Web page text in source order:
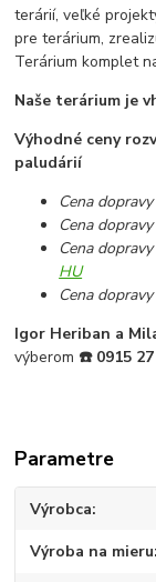
terárií, veľké
pre terárium,
Terárium komplet
Naše terárium je
Výhodné ceny
paludárií
Cena
Cena
Cena
HU
Cena
Igor Heriban a
výberom ☎️ 0915
Parametre
Výrobca
Výroba na mieru